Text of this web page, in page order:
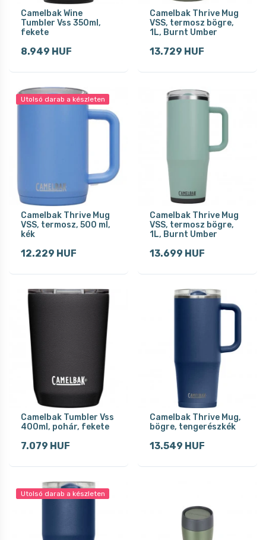
Camelbak Wine
Tumbler Vss 350ml,
fekete
8.949 HUF
Camelbak Thrive Mug
VSS, termosz bögre,
1L, Burnt Umber
13.729 HUF
Utolsó darab a készleten
Camelbak Thrive Mug
VSS, termosz, 500 ml,
kék
12.229 HUF
Camelbak Thrive Mug
VSS, termosz bögre,
1L, Burnt Umber
13.699 HUF
Camelbak Tumbler Vss
400ml, pohár, fekete
7.079 HUF
Camelbak Thrive Mug,
bögre, tengerészkék
13.549 HUF
Utolsó darab a készleten